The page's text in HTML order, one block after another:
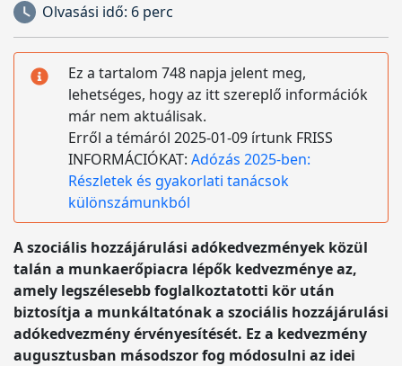
Olvasási idő: 6 perc
Ez a tartalom 748 napja jelent meg,
lehetséges, hogy az itt szereplő információk
már nem aktuálisak.
Erről a témáról 2025-01-09 írtunk FRISS
INFORMÁCIÓKAT: Adózás 2025-ben:
Részletek és gyakorlati tanácsok
különszámunkból
A szociális hozzájárulási adókedvezmények közül
talán a munkaerőpiacra lépők kedvezménye az,
amely legszélesebb foglalkoztatotti kör után
biztosítja a munkáltatónak a szociális hozzájárulási
adókedvezmény érvényesítését. Ez a kedvezmény
augusztusban másodszor fog módosulni az idei